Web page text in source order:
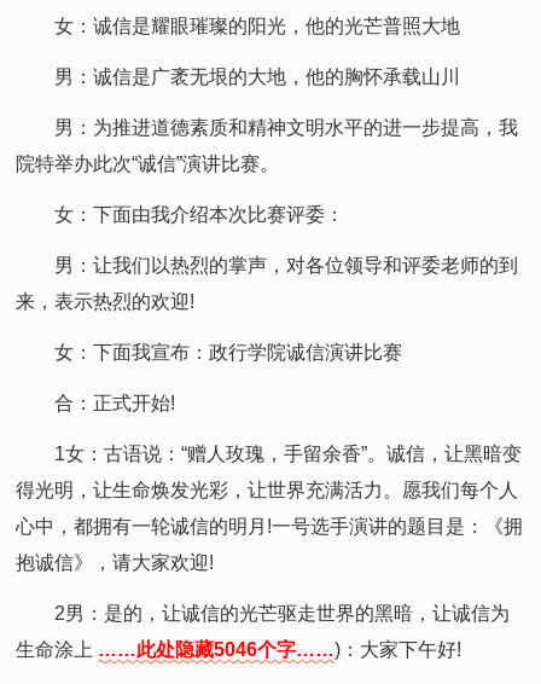
女：诚信是耀眼璀璨的阳光，他的光芒普照大地
男：诚信是广袤无垠的大地，他的胸怀承载山川
男：为推进道德素质和精神文明水平的进一步提高，我
院特举办此次“诚信”演讲比赛。
女：下面由我介绍本次比赛评委：
男：让我们以热烈的掌声，对各位领导和评委老师的到
来，表示热烈的欢迎!
女：下面我宣布：政行学院诚信演讲比赛
合：正式开始!
1女：古语说：“赠人玫瑰，手留余香”。诚信，让黑暗变
得光明，让生命焕发光彩，让世界充满活力。愿我们每个人
心中，都拥有一轮诚信的明月!一号选手演讲的题目是：《拥
抱诚信》，请大家欢迎!
2男：是的，让诚信的光芒驱走世界的黑暗，让诚信为
生命涂上 ……此处隐藏5046个字……)：大家下午好!